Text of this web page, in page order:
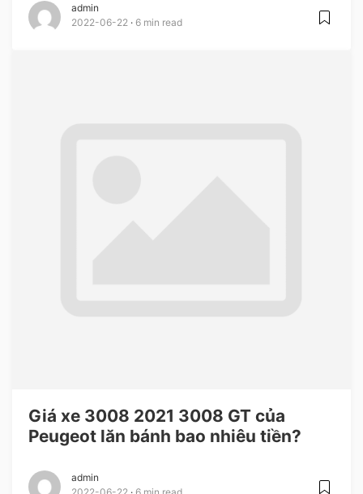
admin
2022-06-22
6 min read
Giá xe 3008 2021 3008 GT của
Peugeot lăn bánh bao nhiêu tiền?
admin